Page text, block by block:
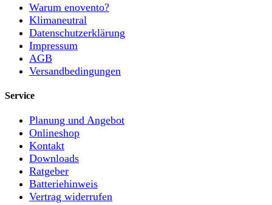
Warum enovento?
Klimaneutral
Datenschutzerklärung
Impressum
AGB
Versandbedingungen
Service
Planung und Angebot
Onlineshop
Kontakt
Downloads
Ratgeber
Batteriehinweis
Vertrag widerrufen